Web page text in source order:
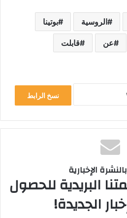
الروسية بوتينا
عن قابلت
نسخ الرابط
الإخبارية
البريدية للحصول
الجديدة!